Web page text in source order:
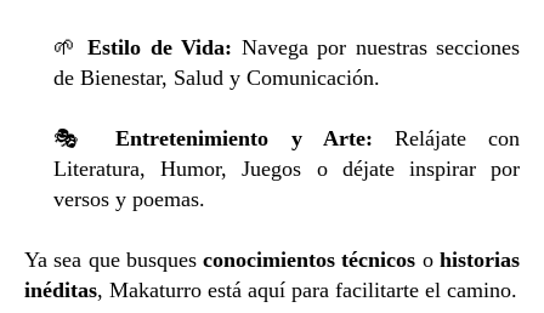
🌱 Estilo de Vida: Navega por nuestras secciones
de Bienestar, Salud y Comunicación.
🎭 Entretenimiento y Arte: Relájate con
Literatura, Humor, Juegos o déjate inspirar por
versos y poemas.
Ya sea que busquesconocimientos técnicos ohistorias
inéditas, Makaturro está aquí para facilitarte el camino.